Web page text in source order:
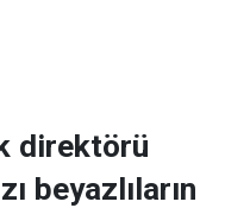
direktörü
beyazlıların